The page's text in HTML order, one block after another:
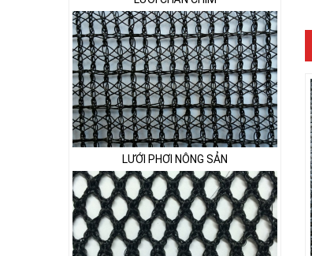
LƯỚI PHƠI NÔNG SẢN
LƯỚI HÀNG RÀO HÌNH VUÔNG